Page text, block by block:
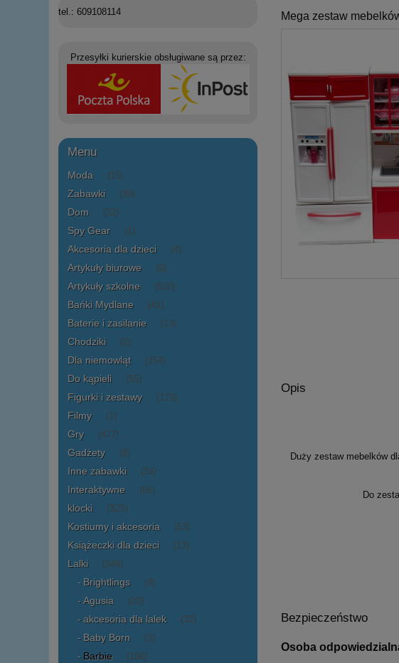
tel.: 609108114
Przesyłki kurierskie obsługiwane są przez:
Menu
Moda (15)
Zabawki (39)
Dom (32)
Spy Gear (1)
Akcesoria dla dzieci (4)
Artykuły biurowe (0)
Artykuły szkolne (526)
Bańki Mydlane (41)
Baterie i zasilanie (13)
Chodziki (2)
Dla niemowląt (154)
Do kąpieli (55)
Figurki i zestawy (173)
Filmy (1)
Gry (477)
Gadżety (8)
Inne zabawki (36)
Interaktywne (66)
klocki (323)
Kostiumy i akcesoria (53)
Książeczki dla dzieci (13)
Lalki (349)
Brightlings (0)
Agusia (20)
akcesoria dla lalek (32)
Baby Born (3)
Barbie (196)
Mega zestaw
Opis
Duży zestaw mebelków
Do
Bezpieczeństwo
Osoba